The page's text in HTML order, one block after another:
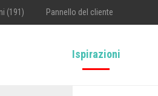
(191) Pannello del cliente
Ispirazioni